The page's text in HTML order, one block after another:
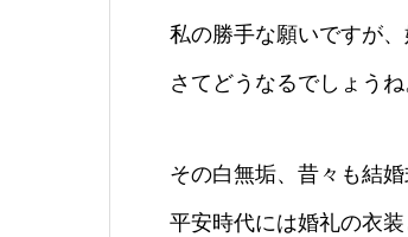
私の勝手な願いですが
さてどうなるでしょうね
その白無垢、昔々も結
平安時代には婚礼の衣